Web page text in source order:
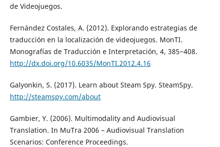
de Videojuegos.
Fernández Costales, A. (2012). Explorando estrategias de
traducción en la localización de videojuegos. MonTI.
Monografías de Traducción e Interpretación, 4, 385−408.
http://dx.doi.org/10.6035/MonTI.2012.4.16
Galyonkin, S. (2017). Learn about Steam Spy. SteamSpy.
http://steamspy.com/about
Gambier, Y. (2006). Multimodality and Audiovisual
Translation. In MuTra 2006 – Audiovisual Translation
Scenarios: Conference Proceedings.